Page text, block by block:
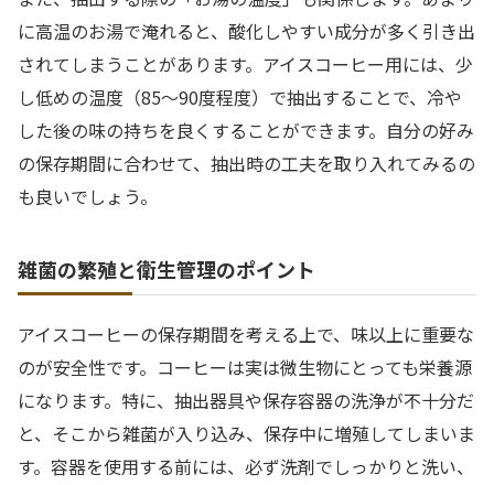
に高温のお湯で淹れると、酸化しやすい成分が多く引き出
されてしまうことがあります。アイスコーヒー用には、少
し低めの温度（85〜90度程度）で抽出することで、冷や
した後の味の持ちを良くすることができます。自分の好み
の保存期間に合わせて、抽出時の工夫を取り入れてみるの
も良いでしょう。
雑菌の繁殖と衛生管理のポイント
アイスコーヒーの保存期間を考える上で、味以上に重要な
のが安全性です。コーヒーは実は微生物にとっても栄養源
になります。特に、抽出器具や保存容器の洗浄が不十分だ
と、そこから雑菌が入り込み、保存中に増殖してしまいま
す。容器を使用する前には、必ず洗剤でしっかりと洗い、